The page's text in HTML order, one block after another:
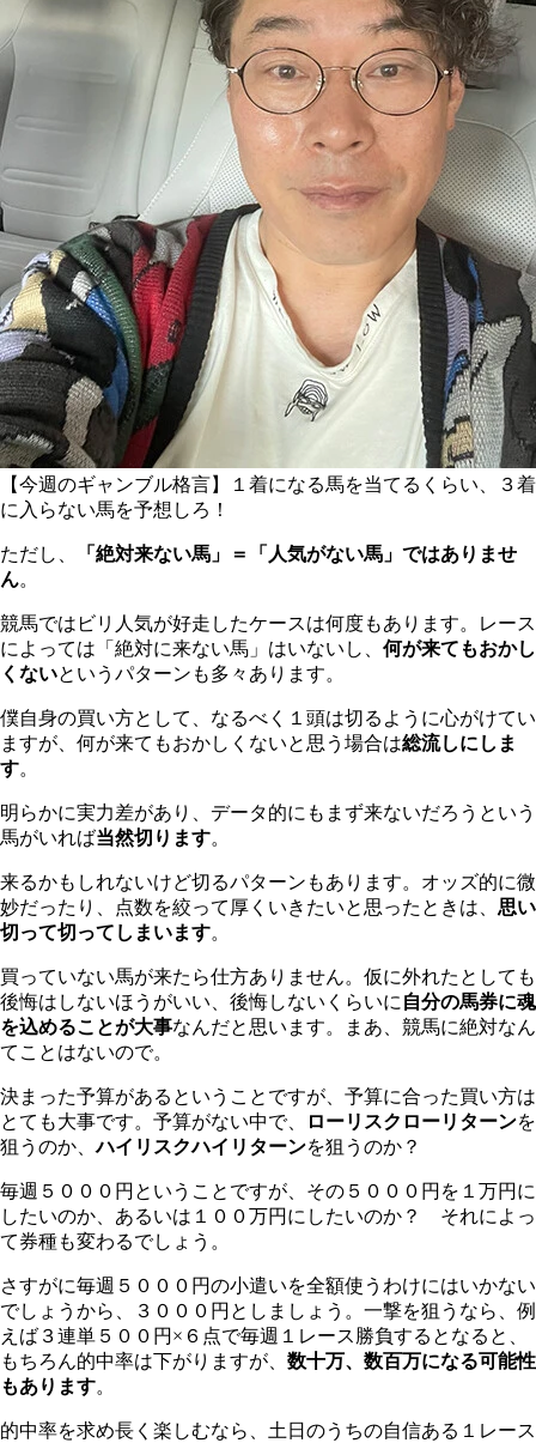
【今週のギャンブル格言】１着になる馬を当てるくらい、３着
に入らない馬を予想しろ！
ただし、
「絶対来ない馬」＝「人気がない馬」ではありませ
ん。
競馬ではビリ人気が好走したケースは何度もあります。レース
によっては「絶対に来ない馬」はいないし、 何が来てもおかし
くないというパターンも多々あります。
僕自身の買い方として、なるべく１頭は切るように心がけてい
ますが、何が来てもおかしくないと思う場合は総流しにしま
す。
明らかに実力差があり、データ的にもまず来ないだろうという
馬がいれば当然切ります。
来るかもしれないけど切るパターンもあります。オッズ的に微
妙だったり、点数を絞って厚くいきたいと思ったときは、 思い
切って切ってしまいます。
買っていない馬が来たら仕方ありません。仮に外れたとしても
後悔はしないほうがいい、後悔しないくらいに 自分の馬券に魂
を込めることが大事なんだと思います。まあ、競馬に絶対なん
てことはないので。
決まった予算があるということですが、予算に合った買い方は
とても大事です。予算がない中で、
ローリスクローリターンを
狙うのか、ハイリスクハイリターンを狙うのか？
毎週５０００円ということですが、その５０００円を１万円に
したいのか、あるいは１００万円にしたいのか？ それによっ
て券種も変わるでしょう。
さすがに毎週５０００円の小遣いを全額使うわけにはいかない
でしょうから、３０００円としましょう。一撃を狙うなら、例
えば３連単５００円×６点で毎週１レース勝負するとなると、
もちろん的中率は下がりますが、 数十万、数百万になる可能性
もあります。
的中率を求め長く楽しむなら、土日のうちの自信ある１レース